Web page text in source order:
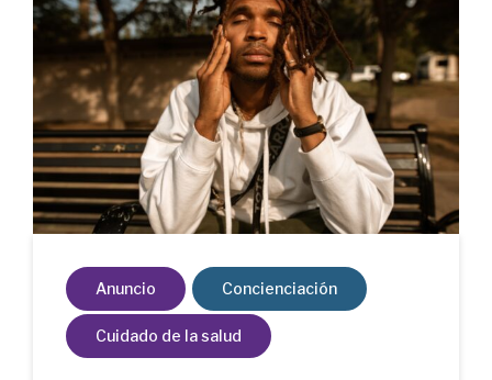
Anuncio Concienciación
Cuidado de la salud